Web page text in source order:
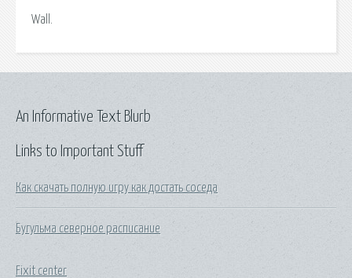
Wall.
Links to Important Stuff
Как скачать полную игру как достать соседа
Бугульма северное расписание
Fixit center
An Informative Text Blurb